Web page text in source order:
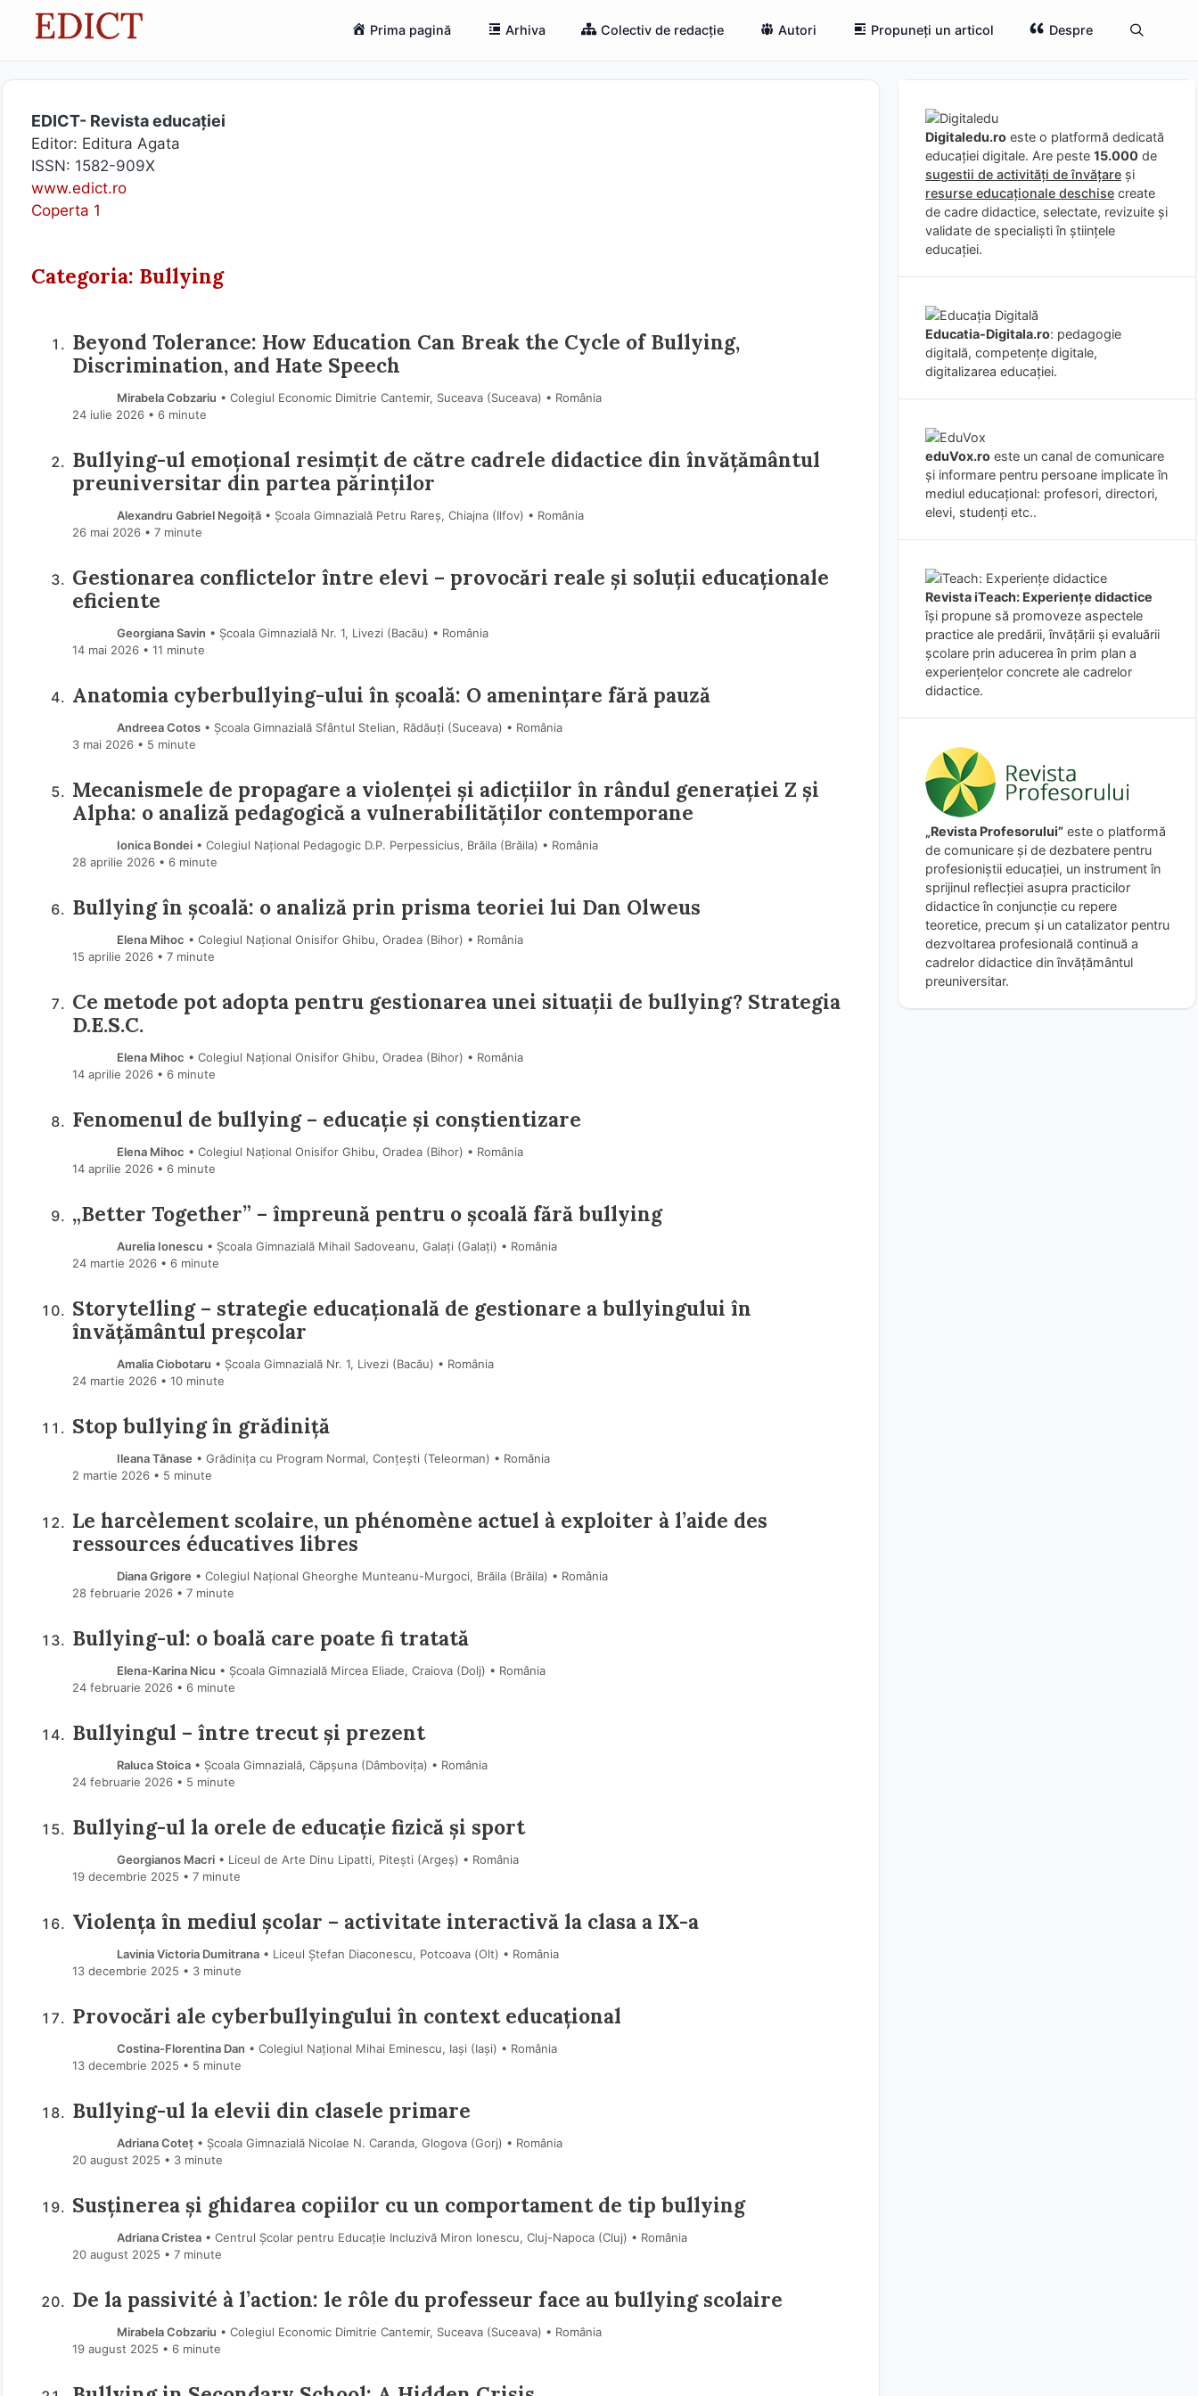
Prima pagină Arhiva Colectiv de redacție Autori Propuneți un articol Despre
EDICT- Revista educației
Editor: Editura Agata
ISSN: 1582-909X
www.edict.ro
Coperta 1
Categoria: Bullying
Beyond Tolerance: How Education Can Break the Cycle of Bullying,
Discrimination, and Hate Speech
Mirabela Cobzariu • Colegiul Economic Dimitrie Cantemir, Suceava (Suceava) • România
24 iulie 2026 • 6 minute
Bullying-ul emoțional resimțit de către cadrele didactice din învățământul
preuniversitar din partea părinților
Alexandru Gabriel Negoiță• Școala Gimnazială Petru Rareș, Chiajna (Ilfov) • România
26 mai 2026 • 7 minute
Gestionarea conflictelor între elevi – provocări reale și soluții educaționale
eficiente
Georgiana Savin • Școala Gimnazială Nr. 1, Livezi (Bacău) • România
14 mai 2026 • 11 minute
Anatomia cyberbullying-ului în școală: O amenințare fără pauză
Andreea Cotos• Școala Gimnazială Sfântul Stelian, Rădăuți (Suceava) • România
3 mai 2026 • 5 minute
Mecanismele de propagare a violenței și adicțiilor în rândul generației Z și
Alpha: o analiză pedagogică a vulnerabilităților contemporane
Ionica Bondei• Colegiul Național Pedagogic D.P. Perpessicius, Brăila (Brăila) • România
28 aprilie 2026 • 6 minute
Bullying în școală: o analiză prin prisma teoriei lui Dan Olweus
Elena Mihoc • Colegiul Național Onisifor Ghibu, Oradea (Bihor) • România
15 aprilie 2026 • 7 minute
Ce metode pot adopta pentru gestionarea unei situații de bullying? Strategia
D.E.S.C.
Elena Mihoc • Colegiul Național Onisifor Ghibu, Oradea (Bihor) • România
14 aprilie 2026 • 6 minute
Fenomenul de bullying – educație și conștientizare
Elena Mihoc • Colegiul Național Onisifor Ghibu, Oradea (Bihor) • România
14 aprilie 2026 • 6 minute
„Better Together” – împreună pentru o școală fără bullying
Aurelia Ionescu • Școala Gimnazială Mihail Sadoveanu, Galați (Galaţi) • România
24 martie 2026 • 6 minute
Storytelling – strategie educațională de gestionare a bullyingului în
învățământul preșcolar
Amalia Ciobotaru • Școala Gimnazială Nr. 1, Livezi (Bacău) • România
24 martie 2026 • 10 minute
Stop bullying în grădiniță
Ileana Tănase • Grădinița cu Program Normal, Conțești (Teleorman) • România
2 martie 2026 • 5 minute
Le harcèlement scolaire, un phénomène actuel à exploiter à l’aide des
ressources éducatives libres
Diana Grigore • Colegiul Național Gheorghe Munteanu-Murgoci, Brăila (Brăila) • România
28 februarie 2026 • 7 minute
Bullying-ul: o boală care poate fi tratată
Elena-Karina Nicu • Școala Gimnazială Mircea Eliade, Craiova (Dolj) • România
24 februarie 2026 • 6 minute
Bullyingul – între trecut și prezent
Raluca Stoica• Școala Gimnazială, Căpșuna (Dâmboviţa) • România
24 februarie 2026 • 5 minute
Bullying-ul la orele de educație fizică și sport
Georgianos Macri• Liceul de Arte Dinu Lipatti, Pitești (Argeş) • România
19 decembrie 2025 • 7 minute
Violența în mediul școlar – activitate interactivă la clasa a IX-a
Lavinia Victoria Dumitrana• Liceul Ștefan Diaconescu, Potcoava (Olt) • România
13 decembrie 2025 • 3 minute
Provocări ale cyberbullyingului în context educațional
Costina-Florentina Dan • Colegiul Național Mihai Eminescu, Iași (Iaşi) • România
13 decembrie 2025 • 5 minute
Bullying-ul la elevii din clasele primare
Adriana Coteț• Școala Gimnazială Nicolae N. Caranda, Glogova (Gorj) • România
20 august 2025 • 3 minute
Susținerea și ghidarea copiilor cu un comportament de tip bullying
Adriana Cristea• Centrul Școlar pentru Educație Incluzivă Miron Ionescu, Cluj-Napoca (Cluj) • România
20 august 2025 • 7 minute
De la passivité à l’action: le rôle du professeur face au bullying scolaire
Mirabela Cobzariu • Colegiul Economic Dimitrie Cantemir, Suceava (Suceava) • România
19 august 2025 • 6 minute
Digitaledu.ro este o platformă dedicată
educației digitale. Are peste 15.000 de
sugestii de activități de învățare și
resurse educaționale deschise create
de cadre didactice, selectate, revizuite și
validate de specialiști în științele
educației.
Educatia-Digitala.ro: pedagogie
digitală, competențe digitale,
digitalizarea educației.
eduVox.ro este un canal de comunicare
și informare pentru persoane implicate în
mediul educațional: profesori, directori,
elevi, studenți etc..
Revista iTeach: Experienţe didactice
îşi propune să promoveze aspectele
practice ale predării, învăţării şi evaluării
şcolare prin aducerea în prim plan a
experienţelor concrete ale cadrelor
didactice.
„Revista Profesorului” este o platformă
de comunicare și de dezbatere pentru
profesioniștii educației, un instrument în
sprijinul reflecției asupra practicilor
didactice în conjuncție cu repere
teoretice, precum și un catalizator pentru
dezvoltarea profesională continuă a
cadrelor didactice din învățământul
preuniversitar.